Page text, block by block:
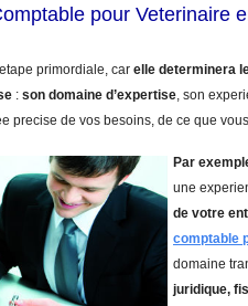
pour Veterinaire
primordiale, car elle determinera
: son domaine d’expertise, son
precise de vos besoins, de ce que
Par
une
de votre
comptable
domaine
juridique,